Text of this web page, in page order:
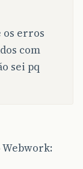
os erros
com
sei pq